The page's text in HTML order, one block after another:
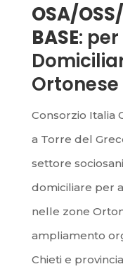
OSA/
BASE:
Consorzio Italia
a Torre del
settore
domiciliare per
nelle zone
ampliamento
Chieti e